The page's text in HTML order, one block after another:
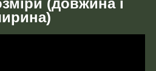
(довжина і